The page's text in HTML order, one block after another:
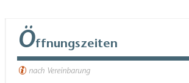
Öffnungszeiten
nach Vereinbarung